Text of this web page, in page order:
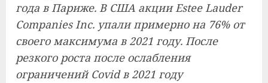
года в Париже. В США акции Estee Lauder
Companies Inc. упали примерно на 76% от
своего максимума в 2021 году. После
резкого роста после ослабления
ограничений Covid в 2021 году